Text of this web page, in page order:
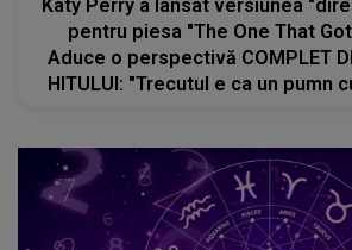
Katy Perry a lansat versiunea
pentru piesa "The One That
Aduce o perspectivă COMPLET
HITULUI: "Trecutul e ca un pumn